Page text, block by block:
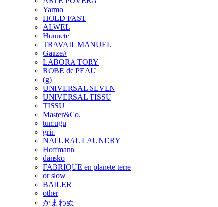
Yarmo
HOLD FAST
ALWEL
Honnete
TRAVAIL MANUEL
Gauze#
LABORA TORY
ROBE de PEAU
(g)
UNIVERSAL SEVEN
UNIVERSAL TISSU
TISSU
Master&Co.
tumugu
grin
NATURAL LAUNDRY
Hoffmann
dansko
FABRIQUE en planete terre
or slow
BAILER
other
かまわぬ